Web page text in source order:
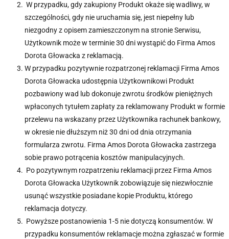
W przypadku, gdy zakupiony Produkt okaże się wadliwy, w
szczególności, gdy nie uruchamia się, jest niepełny lub
niezgodny z opisem zamieszczonym na stronie Serwisu,
Użytkownik może w terminie 30 dni wystąpić do Firma Amos
Dorota Głowacka z reklamacją.
W przypadku pozytywnie rozpatrzonej reklamacji Firma Amos
Dorota Głowacka udostępnia Użytkownikowi Produkt
pozbawiony wad lub dokonuje zwrotu środków pieniężnych
wpłaconych tytułem zapłaty za reklamowany Produkt w formie
przelewu na wskazany przez Użytkownika rachunek bankowy,
w okresie nie dłuższym niż 30 dni od dnia otrzymania
formularza zwrotu. Firma Amos Dorota Głowacka zastrzega
sobie prawo potrącenia kosztów manipulacyjnych.
Po pozytywnym rozpatrzeniu reklamacji przez Firma Amos
Dorota Głowacka Użytkownik zobowiązuje się niezwłocznie
usunąć wszystkie posiadane kopie Produktu, którego
reklamacja dotyczy.
Powyższe postanowienia 1-5 nie dotyczą konsumentów. W
przypadku konsumentów reklamacje można zgłaszać w formie